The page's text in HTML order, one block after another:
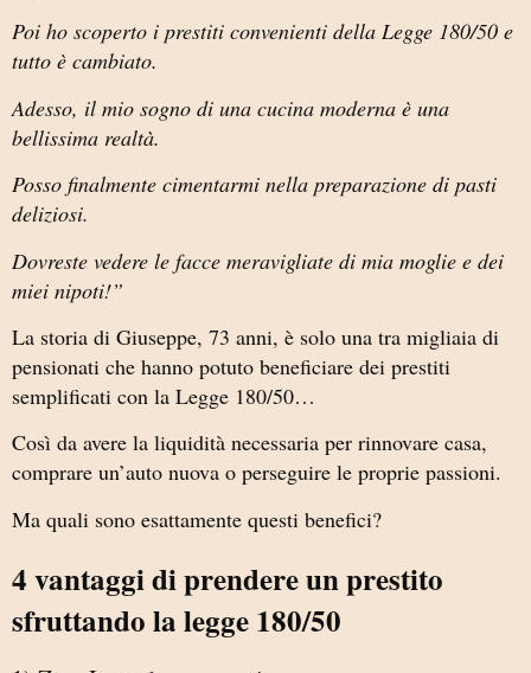
Poi ho scoperto i prestiti convenienti della Legge 180/50 e
tutto è cambiato.
Adesso, il mio sogno di una cucina moderna è una
bellissima realtà.
Posso finalmente cimentarmi nella preparazione di pasti
deliziosi.
Dovreste vedere le facce meravigliate di mia moglie e dei
miei nipoti!”
La storia di Giuseppe, 73 anni, è solo una tra migliaia di
pensionati che hanno potuto beneficiare dei prestiti
semplificati con la Legge 180/50…
Così da avere la liquidità necessaria per rinnovare casa,
comprare un’auto nuova o perseguire le proprie passioni.
Ma quali sono esattamente questi benefici?
4 vantaggi di prendere un prestito
sfruttando la legge 180/50